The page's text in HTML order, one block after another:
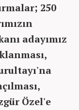
250
adayımız
Özel'e